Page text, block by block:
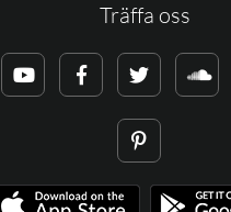
Träffa oss